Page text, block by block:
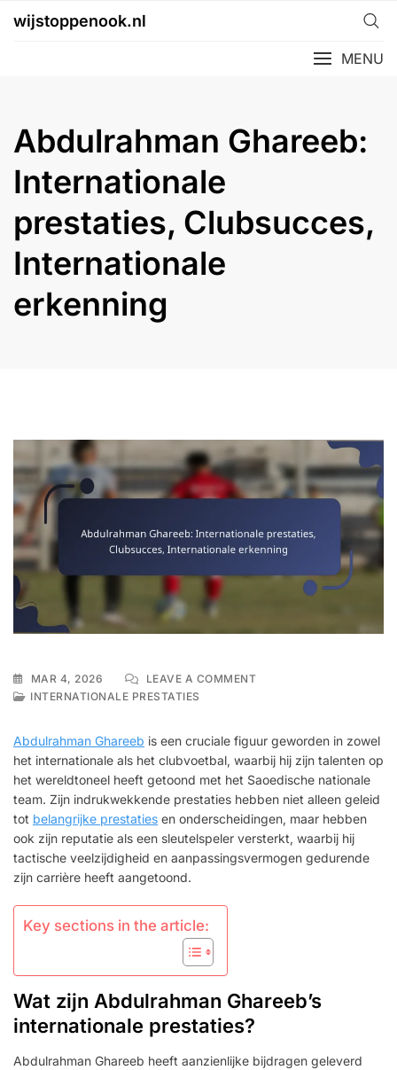
wijstoppenook.nl
MENU
Abdulrahman Ghareeb:
Internationale
prestaties, Clubsucces,
Internationale
erkenning
MAR 4, 2026 LEAVE A COMMENTON
PRESTATIES,
CLUBSUCCES,
INTERNATIONALE
ERKENNING
INTERNATIONALE PRESTATIES
Abdulrahman Ghareeb is een cruciale figuur geworden in zowel
het internationale als het clubvoetbal, waarbij hij zijn talenten op
het wereldtoneel heeft getoond met het Saoedische nationale
team. Zijn indrukwekkende prestaties hebben niet alleen geleid
tot belangrijke prestaties en onderscheidingen, maar hebben
ook zijn reputatie als een sleutelspeler versterkt, waarbij hij
tactische veelzijdigheid en aanpassingsvermogen gedurende
zijn carrière heeft aangetoond.
Key sections in the article:
Wat zijn Abdulrahman Ghareeb’s
internationale prestaties?
Abdulrahman Ghareeb heeft aanzienlijke bijdragen geleverd